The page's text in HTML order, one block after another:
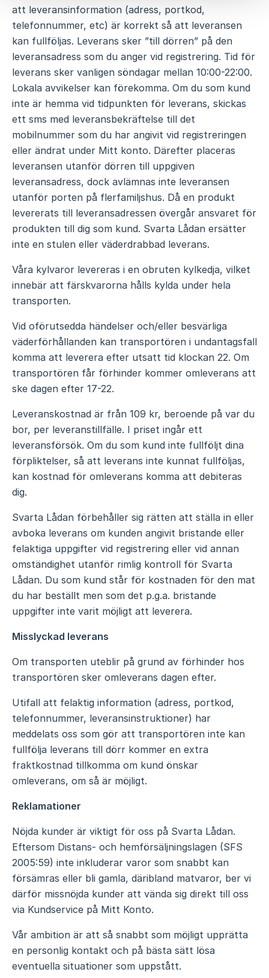
att leveransinformation (adress, portkod,
telefonnummer, etc) är korrekt så att leveransen
kan fullföljas. Leverans sker ”till dörren” på den
leveransadress som du anger vid registrering. Tid för
leverans sker vanligen söndagar mellan 10:00-22:00.
Lokala avvikelser kan förekomma. Om du som kund
inte är hemma vid tidpunkten för leverans, skickas
ett sms med leveransbekräftelse till det
mobilnummer som du har angivit vid registreringen
eller ändrat under Mitt konto. Därefter placeras
leveransen utanför dörren till uppgiven
leveransadress, dock avlämnas inte leveransen
utanför porten på flerfamiljshus. Då en produkt
levererats till leveransadressen övergår ansvaret för
produkten till dig som kund. Svarta Lådan ersätter
inte en stulen eller väderdrabbad leverans.
Våra kylvaror levereras i en obruten kylkedja, vilket
innebär att färskvarorna hålls kylda under hela
transporten.
Vid oförutsedda händelser och/eller besvärliga
väderförhållanden kan transportören i undantagsfall
komma att leverera efter utsatt tid klockan 22. Om
transportören får förhinder kommer omleverans att
ske dagen efter 17-22.
Leveranskostnad är från 109 kr, beroende på var du
bor, per leveranstillfälle. I priset ingår ett
leveransförsök. Om du som kund inte fullföljt dina
förpliktelser, så att leverans inte kunnat fullföljas,
kan kostnad för omleverans komma att debiteras
dig.
Svarta Lådan förbehåller sig rätten att ställa in eller
avboka leverans om kunden angivit bristande eller
felaktiga uppgifter vid registrering eller vid annan
omständighet utanför rimlig kontroll för Svarta
Lådan. Du som kund står för kostnaden för den mat
du har beställt men som det p.g.a. bristande
uppgifter inte varit möjligt att leverera.
Misslyckad leverans
Om transporten uteblir på grund av förhinder hos
transportören sker omleverans dagen efter.
Utifall att felaktig information (adress, portkod,
telefonnummer, leveransinstruktioner) har
meddelats oss som gör att transportören inte kan
fullfölja leverans till dörr kommer en extra
fraktkostnad tillkomma om kund önskar
omleverans, om så är möjligt.
Reklamationer
Nöjda kunder är viktigt för oss på Svarta Lådan.
Eftersom Distans- och hemförsäljningslagen (SFS
2005:59) inte inkluderar varor som snabbt kan
försämras eller bli gamla, däribland matvaror, ber vi
därför missnöjda kunder att vända sig direkt till oss
via Kundservice på Mitt Konto.
Vår ambition är att så snabbt som möjligt upprätta
en personlig kontakt och på bästa sätt lösa
eventuella situationer som uppstått.